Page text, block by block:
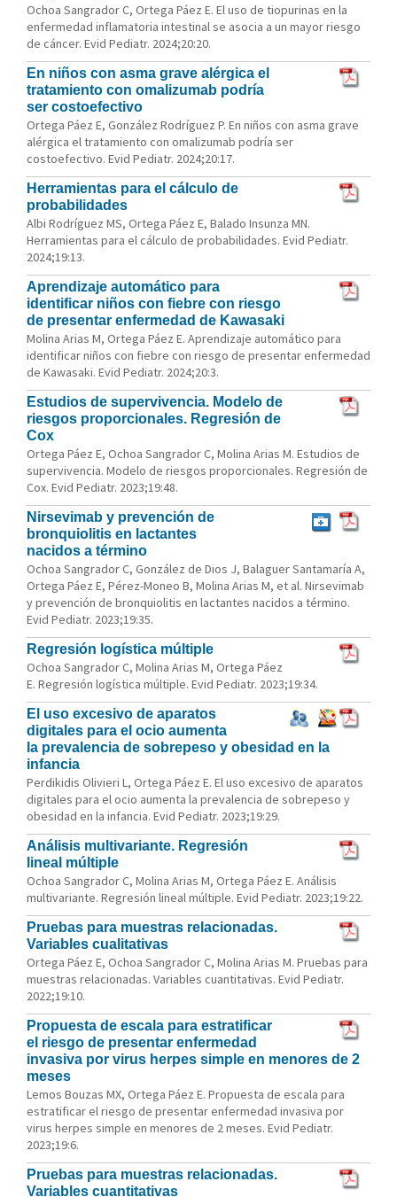
Ochoa Sangrador C, Ortega Páez E. El uso de tiopurinas en la
enfermedad inflamatoria intestinal se asocia a un mayor riesgo
de cáncer. Evid Pediatr. 2024;20:20.
En niños con asma grave alérgica el
tratamiento con omalizumab podría
ser costoefectivo
Ortega Páez E, González Rodríguez P. En niños con asma grave
alérgica el tratamiento con omalizumab podría ser
costoefectivo. Evid Pediatr. 2024;20:17.
Herramientas para el cálculo de
probabilidades
Albi Rodríguez MS, Ortega Páez E, Balado Insunza MN.
Herramientas para el cálculo de probabilidades. Evid Pediatr.
2024;19:13.
Aprendizaje automático para
identificar niños con fiebre con riesgo
de presentar enfermedad de Kawasaki
Molina Arias M, Ortega Páez E. Aprendizaje automático para
identificar niños con fiebre con riesgo de presentar enfermedad
de Kawasaki. Evid Pediatr. 2024;20:3.
Estudios de supervivencia. Modelo de
riesgos proporcionales. Regresión de
Cox
Ortega Páez E, Ochoa Sangrador C, Molina Arias M. Estudios de
supervivencia. Modelo de riesgos proporcionales. Regresión de
Cox. Evid Pediatr. 2023;19:48.
Nirsevimab y prevención de
bronquiolitis en lactantes
nacidos a término
Ochoa Sangrador C, González de Dios J, Balaguer Santamaría A,
Ortega Páez E, Pérez-Moneo B, Molina Arias M, et al. Nirsevimab
y prevención de bronquiolitis en lactantes nacidos a término.
Evid Pediatr. 2023;19:35.
Regresión logística múltiple
Ochoa Sangrador C, Molina Arias M, Ortega Páez
E. Regresión logística múltiple. Evid Pediatr. 2023;19:34.
El uso excesivo de aparatos
digitales para el ocio aumenta
la prevalencia de sobrepeso y obesidad en la
infancia
Perdikidis Olivieri L, Ortega Páez E. El uso excesivo de aparatos
digitales para el ocio aumenta la prevalencia de sobrepeso y
obesidad en la infancia. Evid Pediatr. 2023;19:29.
Análisis multivariante. Regresión
lineal múltiple
Ochoa Sangrador C, Molina Arias M, Ortega Páez E. Análisis
multivariante. Regresión lineal múltiple. Evid Pediatr. 2023;19:22.
Pruebas para muestras relacionadas.
Variables cualitativas
Ortega Páez E, Ochoa Sangrador C, Molina Arias M. Pruebas para
muestras relacionadas. Variables cuantitativas. Evid Pediatr.
2022;19:10.
Propuesta de escala para estratificar
el riesgo de presentar enfermedad
invasiva por virus herpes simple en menores de 2
meses
Lemos Bouzas MX, Ortega Páez E. Propuesta de escala para
estratificar el riesgo de presentar enfermedad invasiva por
virus herpes simple en menores de 2 meses. Evid Pediatr.
2023;19:6.
Pruebas para muestras relacionadas.
Variables cuantitativas